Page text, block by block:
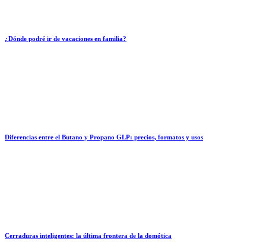
¿Dónde podré ir de vacaciones en familia?
Diferencias entre el Butano y Propano GLP: precios, formatos y usos
Cerraduras inteligentes: la última frontera de la domótica